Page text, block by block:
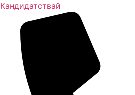
Кандидатствай